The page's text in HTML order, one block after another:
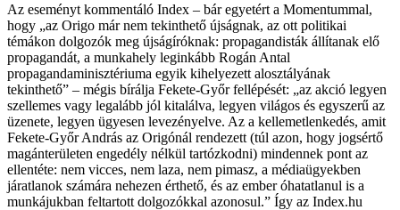
Az eseményt kommentáló Index – bár egyetért a Momentummal,
hogy „az Origo már nem tekinthető újságnak, az ott politikai
témákon dolgozók meg újságíróknak: propagandisták állítanak elő
propagandát, a munkahely leginkább Rogán Antal
propagandaminisztériuma egyik kihelyezett alosztályának
tekinthető” – mégis bírálja Fekete-Győr fellépését: „az akció legyen
szellemes vagy legalább jól kitalálva, legyen világos és egyszerű az
üzenete, legyen ügyesen levezényelve. Az a kellemetlenkedés, amit
Fekete-Győr András az Origónál rendezett (túl azon, hogy jogsértő
magánterületen engedély nélkül tartózkodni) mindennek pont az
ellentéte: nem vicces, nem laza, nem pimasz, a médiaügyekben
járatlanok számára nehezen érthető, és az ember óhatatlanul is a
munkájukban feltartott dolgozókkal azonosul.” Így az Index.hu